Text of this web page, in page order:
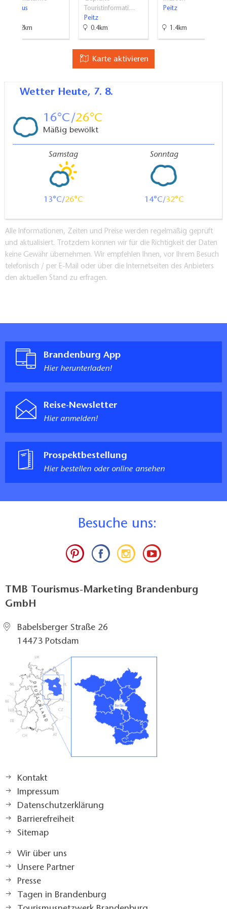
Cottbus
13.2km
Touristinformati…
Peitz
0.4km
Peitz
1.4km
Karte aktivieren
Wetter Heute, 7. 8.
16 26
Mäßig bewölkt
Samstag
13 26
Sonntag
14 32
Alle Informationen, Zeiten und Preise werden regelmäßig geprüft
und aktualisiert. Trotzdem können wir für die Richtigkeit der Daten
keine Gewähr übernehmen. Wir empfehlen Ihnen, vor Ihrem Besuch
telefonisch / per E-Mail oder über die Internetseiten des Anbieters
den aktuellen Stand zu erfragen.
Brandenburg App
Hier herunterladen!
Reise-Newsletter
Hier anmelden!
Prospektbestellung
Hier bestellen oder online ansehen
Besuche uns:
TMB Tourismus-Marketing Brandenburg
GmbH
Babelsberger Straße 26
14473 Potsdam
Kontakt
Impressum
Datenschutzerklärung
Barrierefreiheit
Sitemap
Wir über uns
Unsere Partner
Presse
Tagen in Brandenburg